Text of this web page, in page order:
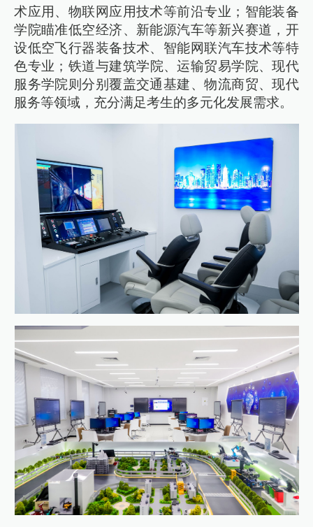
术应用、物联网应用技术等前沿专业；智能装备
学院瞄准低空经济、新能源汽车等新兴赛道，开
设低空飞行器装备技术、智能网联汽车技术等特
色专业；铁道与建筑学院、运输贸易学院、现代
服务学院则分别覆盖交通基建、物流商贸、现代
服务等领域，充分满足考生的多元化发展需求。